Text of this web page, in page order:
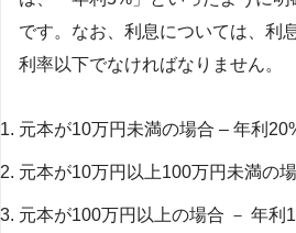
です。なお、利息については、利
利率以下でなければなりません。
元本が10万円未満の場合 – 年利
元本が10万円以上100万円未満の
元本が100万円以上の場合 － 年利